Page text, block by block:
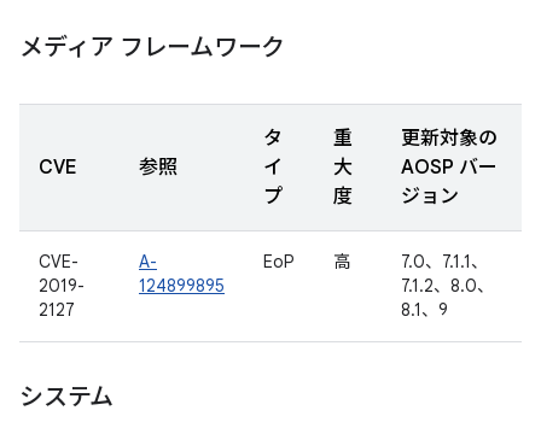
メディア フレームワーク
CVE 参照
タ
イ
プ
重
大
度
更新対象の
AOSP バー
ジョン
CVE-
2019-
2127
A-
124899895
EoP 高
7.0、7.1.1、
7.1.2、8.0、
8.1、9
システム